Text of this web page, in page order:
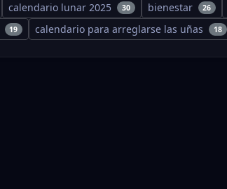
calendario lunar 2025 30 bienestar 26
19 calendario para arreglarse las uñas 18